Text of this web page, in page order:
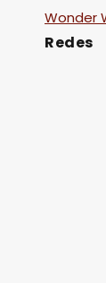
Wonder
Redes